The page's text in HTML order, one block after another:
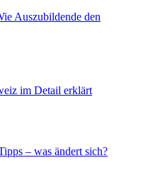
Auszubildende den
im Detail erklärt
– was ändert sich?